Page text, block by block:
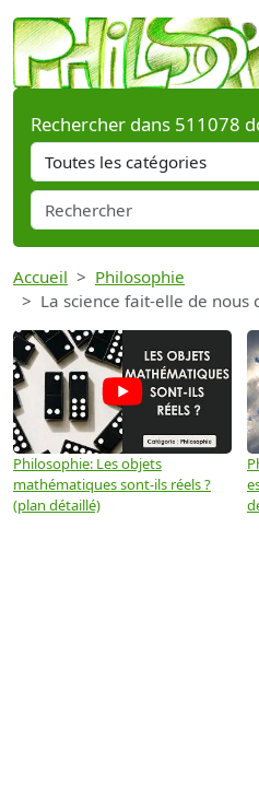
Rechercher dans 511078
Accueil
Philosophie
La science fait-elle de nous
Philosophie: Les objets
mathématiques sont-ils réels ?
(plan détaillé)